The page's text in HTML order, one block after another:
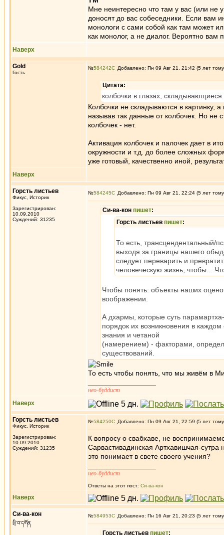
Мне неинтересно что там у вас (или не
доносят до вас собеседники. Если вам
монологи с сами собой как там может
как монолог, а не диалог. Вероятно вам
Наверх
Gold
Гость
№584242 Добавлено: Пн 09 Авг 21, 21:42 (5 лет
Цитата:
колбочки в глазах, складывающиеся
Колбочки не складываются в картинку,
называв так данные от колбочек. Но не
колбочек - нет.
Активация колбочек и палочек дает в
окружности и т.д. до более сложных
уже готовый, качественно иной,
Наверх
Горсть листьев
Фикус, Историк
Зарегистрирован:
10.09.2010
Суждений: 31235
№584245 Добавлено: Пн 09 Авг 21, 22:24 (5 лет
Си-ва-кон пишет:
Горсть листьев пишет:
То есть, трансцендентальный/
выходя за границы нашего
следует переварить и
человеческую жизнь, чтобы...
Чтобы понять: объекты наших
воображении.
А дхармы, которые суть
порядок их возникновения в
знания и четаной
(намерением) - факторами,
существований.
То есть чтобы понять, что мы живём в
нео-буддист
Наверх
Горсть листьев
Фикус, Историк
Зарегистрирован:
10.09.2010
Суждений: 31235
№584250 Добавлено: Пн 09 Авг 21, 22:59 (5 лет
К вопросу о свабхаве, не
Сарвастивадинская Артхавишчая-сутра
это понимает в свете своего учения?
нео-буддист
Ответы на этот пост: Си-ва-кон
Наверх
Си-ва-кон
སྲི་བ་དཀོན
№584953 Добавлено: Пн 16 Авг 21, 20:23 (5 лет
Горсть листьев пишет: